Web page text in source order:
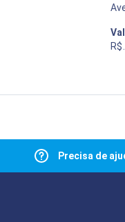
Precisa de